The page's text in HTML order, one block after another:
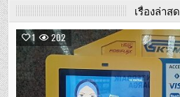
เรื่องล่าสุด
1 202